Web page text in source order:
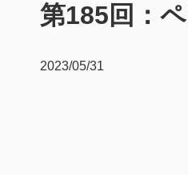
第185回：
2023/05/31